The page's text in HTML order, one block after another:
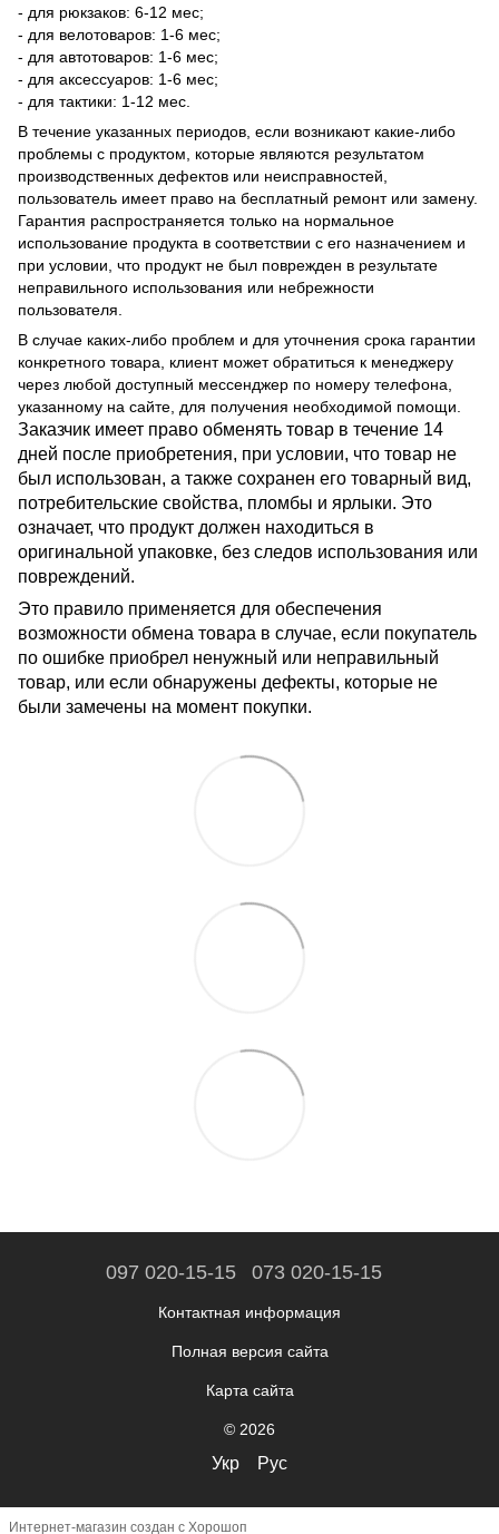
- для рюкзаков: 6-12 мес;
- для велотоваров: 1-6 мес;
- для автотоваров: 1-6 мес;
- для аксессуаров: 1-6 мес;
- для тактики: 1-12 мес.
В течение указанных периодов, если возникают какие-либо
проблемы с продуктом, которые являются результатом
производственных дефектов или неисправностей,
пользователь имеет право на бесплатный ремонт или замену.
Гарантия распространяется только на нормальное
использование продукта в соответствии с его назначением и
при условии, что продукт не был поврежден в результате
неправильного использования или небрежности
пользователя.
В случае каких-либо проблем и для уточнения срока гарантии
конкретного товара, клиент может обратиться к менеджеру
через любой доступный мессенджер по номеру телефона,
указанному на сайте, для получения необходимой помощи.
Заказчик имеет право обменять товар в течение 14
дней после приобретения, при условии, что товар не
был использован, а также сохранен его товарный вид,
потребительские свойства, пломбы и ярлыки. Это
означает, что продукт должен находиться в
оригинальной упаковке, без следов использования или
повреждений.
Это правило применяется для обеспечения
возможности обмена товара в случае, если покупатель
по ошибке приобрел ненужный или неправильный
товар, или если обнаружены дефекты, которые не
были замечены на момент покупки.
097 020-15-15 073 020-15-15
Контактная информация
Полная версия сайта
Карта сайта
© 2026
Укр Рус
Интернет-магазин создан с Хорошоп